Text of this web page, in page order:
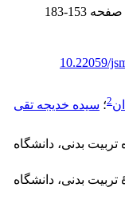
صفحه 183-153
10.22059/
2؛ سیده خدیجه تقی
بدنی، دانشگاه
بدنی، دانشگاه